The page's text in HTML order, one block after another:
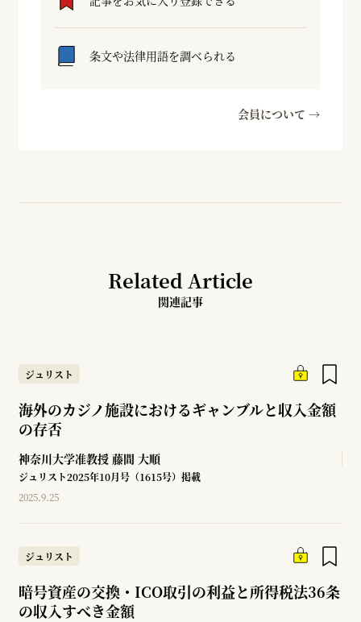
条文や法律用語を調べられる
会員について →
Related Article
関連記事
ジュリスト
海外のカジノ施設におけるギャンブルと収入金額
の存否
神奈川大学准教授 藤間 大順
ジュリスト2025年10月号（1615号）掲載
2025.9.25
ジュリスト
暗号資産の交換・ICO取引の利益と所得税法36条
の収入すべき金額